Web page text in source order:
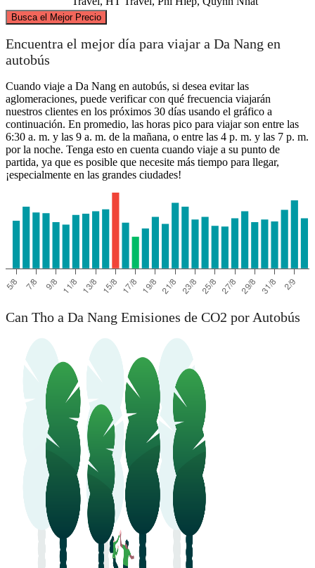
Busca el Mejor Precio
Can Tho
©CARTO, © OpenStreetMapcontributors
Encuentra el mejor día para viajar a Da Nang en
autobús
Cuando viaje a Da Nang en autobús, si desea evitar las
aglomeraciones, puede verificar con qué frecuencia viajarán
nuestros clientes en los próximos 30 días usando el gráfico a
continuación. En promedio, las horas pico para viajar son entre las
6:30 a. m. y las 9 a. m. de la mañana, o entre las 4 p. m. y las 7 p. m.
por la noche. Tenga esto en cuenta cuando viaje a su punto de
partida, ya que es posible que necesite más tiempo para llegar,
¡especialmente en las grandes ciudades!
Can Tho a Da Nang Emisiones de CO2 por Autobús